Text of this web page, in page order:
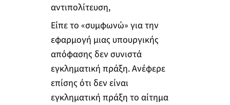
αντιπολίτευση,
Είπε το «συμφωνώ» για την
εφαρμογή μιας υπουργικής
απόφασης δεν συνιστά
εγκληματική πράξη. Ανέφερε
επίσης ότι δεν είναι
εγκληματική πράξη το αίτημα